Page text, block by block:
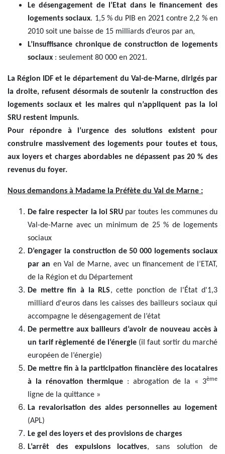
Le désengagement de l’Etat dans le financement des
logements sociaux. 1,5 % du PIB en 2021 contre 2,2 % en
2010 soit une baisse de 15 milliards d’euros par an,
L’insuffisance chronique de construction de logements
sociaux : seulement 80 000 en 2021.
La Région IDF et le département du Val-de-Marne, dirigés par
la droite, refusent désormais de soutenir la construction des
logements sociaux et les maires qui n’appliquent pas la loi
SRU restent impunis.
Pour répondre à l’urgence des solutions existent pour
construire massivement des logements pour toutes et tous,
aux loyers et charges abordables ne dépassent pas 20 % des
revenus du foyer.
Nous demandons à Madame la Préfète du Val de Marne :
De faire respecter la loi SRU par toutes les communes du
Val-de-Marne avec un minimum de 25 % de logements
sociaux
D’engager la construction de 50 000 logements sociaux
par an en Val de Marne, avec un financement de l’ETAT,
de la Région et du Département
De mettre fin à la RLS, cette ponction de l'État d'1,3
milliard d'euros dans les caisses des bailleurs sociaux qui
accompagne le désengagement de l’état
De permettre aux bailleurs d’avoir de nouveau accès à
un tarif règlementé de l’énergie(il faut sortir du marché
européen de l’énergie)
De mettre fin à la participation financière des locataires
à la rénovation thermique : abrogation de la « 3ème
ligne de la quittance »
La revalorisation des aides personnelles au logement
(APL)
Le gel des loyers et des provisions de charges
L’arrêt des expulsions locatives, sans solution de